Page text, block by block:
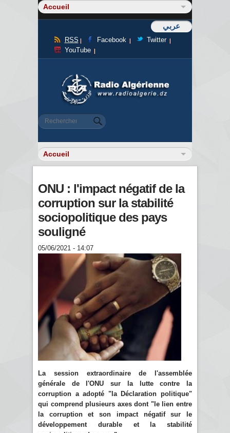
عربي
RSS Facebook
Twitter
YouTube
Formulaire de recherche
Rechercher
ONU : l'impact négatif de la
corruption sur la stabilité
sociopolitique des pays
souligné
05/06/2021 - 14:07
La session extraordinaire de l'assemblée
générale de l'ONU sur la lutte contre la
corruption a adopté "la Déclaration politique"
qui comprend plusieurs axes dont "le lien entre
la corruption et son impact négatif sur le
développement durable et la stabilité